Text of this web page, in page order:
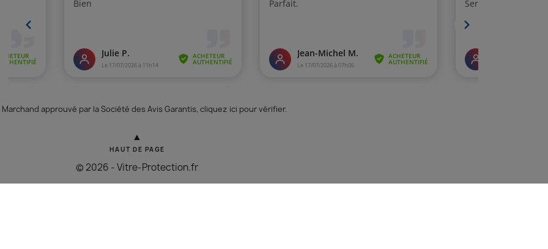
Marchand approuvé par la Société des Avis Garantis, cliquez ici pour vérifier.
▲
HAUT DE PAGE
© 2026 - Vitre-Protection.fr